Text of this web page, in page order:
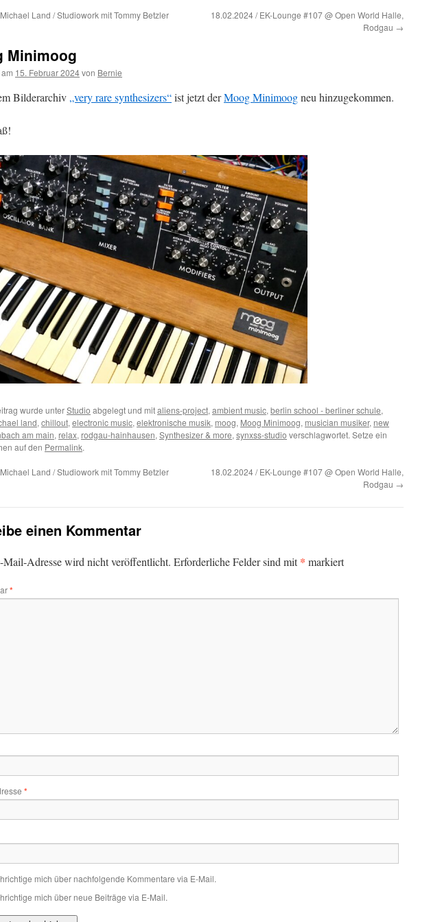
Land / Studiowork mit Tommy Betzler
18.02.2024 / EK-Lounge #107 @ Open World Halle,
Rodgau →
Minimoog
15. Februar 2024von Bernie
Bilderarchiv „very rare synthesizers“ist jetzt derMoog Minimoogneu hinzugekommen.
wurde unterStudio abgelegt und mitaliens-project, ambient music, berlin school - berliner schule,
land, chillout, electronic music, elektronische musik, moog, Moog Minimoog, musician musiker, new
am main, relax, rodgau-hainhausen, Synthesizer & more, synxss-studio verschlagwortet. Setze ein
auf den Permalink.
Land / Studiowork mit Tommy Betzler
18.02.2024 / EK-Lounge #107 @ Open World Halle,
Rodgau →
einen Kommentar
Mail-Adresse wird nicht veröffentlicht. Erforderliche Felder sind mit* markiert
*
*
mich über nachfolgende Kommentare via E-Mail.
mich über neue Beiträge via E-Mail.